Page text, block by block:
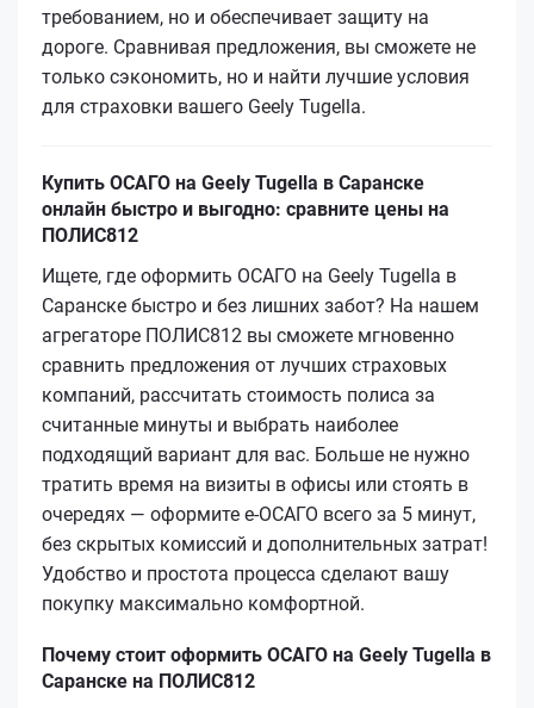
требованием, но и обеспечивает защиту на
дороге. Сравнивая предложения, вы сможете не
только сэкономить, но и найти лучшие условия
для страховки вашего Geely Tugella.
Купить ОСАГО на Geely Tugella в Саранске
онлайн быстро и выгодно: сравните цены на
ПОЛИС812
Ищете, где оформить ОСАГО на Geely Tugella в
Саранске быстро и без лишних забот? На нашем
агрегаторе ПОЛИС812 вы сможете мгновенно
сравнить предложения от лучших страховых
компаний, рассчитать стоимость полиса за
считанные минуты и выбрать наиболее
подходящий вариант для вас. Больше не нужно
тратить время на визиты в офисы или стоять в
очередях — оформите е-ОСАГО всего за 5 минут,
без скрытых комиссий и дополнительных затрат!
Удобство и простота процесса сделают вашу
покупку максимально комфортной.
Почему стоит оформить ОСАГО на Geely Tugella в
Саранске на ПОЛИС812